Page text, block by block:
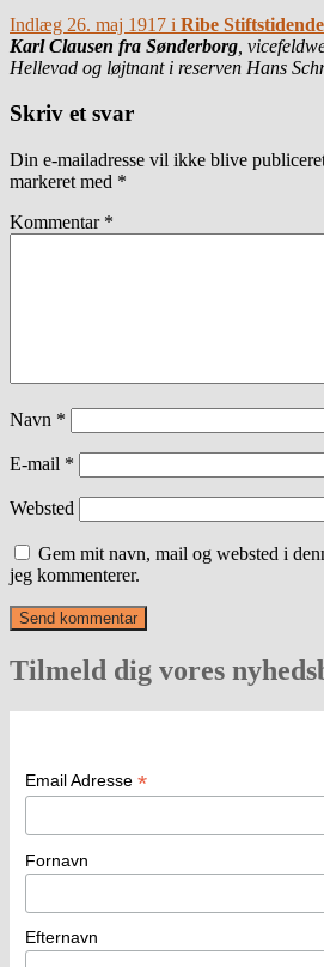
Indlæg 26. maj 1917 i Ribe Stiftstidende
Karl Clausen fra Sønderborg ,
Hellevad og løjtnant i reserven Hans
Skriv et svar
Din e-mailadresse vil ikke blive
markeret med *
Kommentar *
Navn *
E-mail *
Websted
Gem mit navn, mail og websted i
jeg kommenterer.
Tilmeld dig vores
Email Adresse *
Fornavn
Efternavn